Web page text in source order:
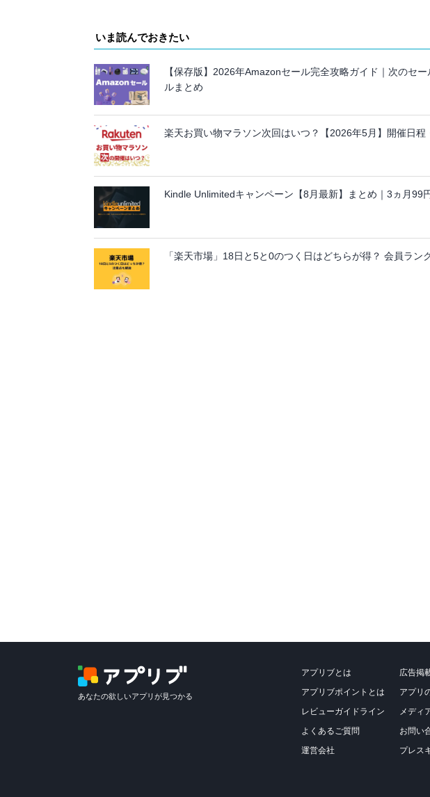
いま読んでおきたい
【保存版】2026年Amazonセール完全攻略ガイド｜次のセ
ルまとめ
楽天お買い物マラソン次回はいつ？【2026年5月】開催日程
Kindle Unlimitedキャンペーン【8月最新】まとめ｜3ヵ月99
「楽天市場」18日と5と0のつく日はどちらが得？ 会員ラン
あなたの欲しいアプリが見つかる
アプリブとは
アプリブポイントとは
レビューガイドライン
よくあるご質問
運営会社
広告掲
アプリ
メディ
お問い
プレス